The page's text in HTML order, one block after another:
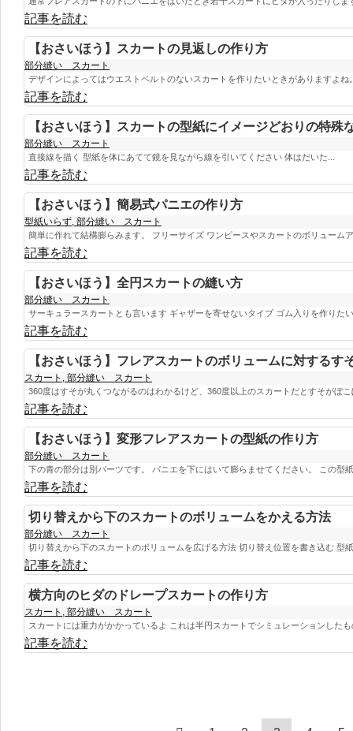
記事を読む
【おさいほう】スカートの見返しの作り方
部分縫い スカート
デザインによってはウエストベルトのないスカートを作りたいときがありますよね
記事を読む
【おさいほう】スカートの型紙にイメージどおりの特殊
部分縫い スカート
直接線を描く 型紙を体にあてて鏡を見ながら線を引いてください 体はだいた...
記事を読む
【おさいほう】簡易式パニエの作り方
型紙いらず 部分縫い スカート
簡単に作れて結構膨らみます。 フリーサイズ ワンピースやスカートのボリューム
記事を読む
【おさいほう】全円スカートの縫い方
部分縫い スカート
サーキュラースカートとも言います ギャザーを寄せないタイプ ゴム入りを作りた
記事を読む
【おさいほう】フレアスカートのボリュームに対するす
スカート 部分縫い スカート
360度はすそが丸くつながるのはわかるけど、360度以上のスカートだとすそがぼ
記事を読む
【おさいほう】変形フレアスカートの型紙の作り方
部分縫い スカート
下の青の部分は別パーツです。 パニエを下にはいて膨らませてください。 この型
記事を読む
切り替えから下のスカートのボリュームをかえる方法
部分縫い スカート
切り替えから下のスカートのボリュームを広げる方法 切り替え位置を書き込む 型
記事を読む
横方向のヒダのドレープスカートの作り方
スカート 部分縫い スカート
スカートには重力がかかっているよ これは半円スカートでシミュレーションしたも
記事を読む